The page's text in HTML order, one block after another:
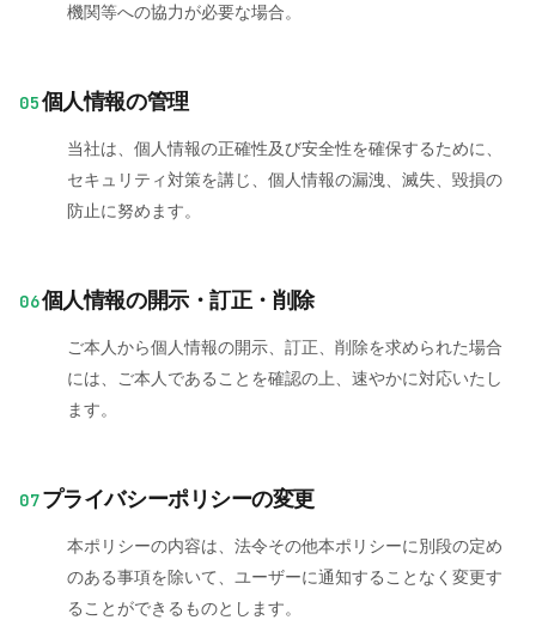
機関等への協力が必要な場合。
05個人情報の管理
当社は、個人情報の正確性及び安全性を確保するために、
セキュリティ対策を講じ、個人情報の漏洩、滅失、毀損の
防止に努めます。
06個人情報の開示・訂正・削除
ご本人から個人情報の開示、訂正、削除を求められた場合
には、ご本人であることを確認の上、速やかに対応いたし
ます。
07プライバシーポリシーの変更
本ポリシーの内容は、法令その他本ポリシーに別段の定め
のある事項を除いて、ユーザーに通知することなく変更す
ることができるものとします。